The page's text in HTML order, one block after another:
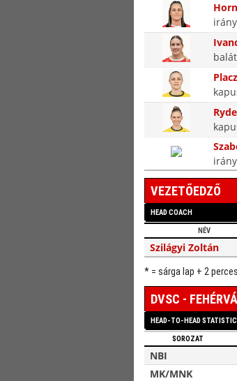
VEZETŐEDZŐ
HEAD COACH
NÉV
Szilágyi Zoltán
* = sárga lap + 2
DVSC -
HEAD-TO-HEAD
SOROZAT
NBI
MK/MNK